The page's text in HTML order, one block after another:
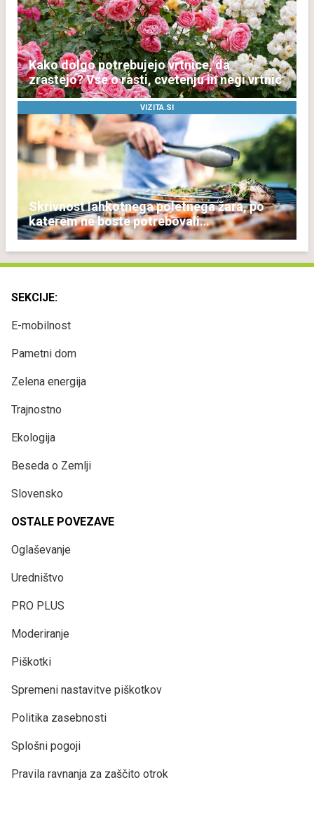
Kako dolgo potrebujejo vrtnice, da
zrastejo? Vse o rasti, cvetenju in negi vrtnic
VIZITA.SI
Skrivnost lahkotnega poletnega žara, po
katerem ne boste potrebovali
popoldanskega spanca
SEKCIJE:
E-mobilnost
Pametni dom
Zelena energija
Trajnostno
Ekologija
Beseda o Zemlji
Slovensko
OSTALE POVEZAVE
Oglaševanje
Uredništvo
PRO PLUS
Moderiranje
Piškotki
Spremeni nastavitve piškotkov
Politika zasebnosti
Splošni pogoji
Pravila ravnanja za zaščito otrok